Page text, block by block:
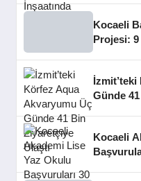
Kocaeli
Projesi:
Günde
Kocaeli